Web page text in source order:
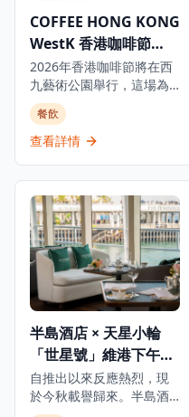
酒小食，包括洋蔥圈配燒
烤醬、波浪薯條，以及熱
狗DIY專區，讓大家隨心配
搭自己喜愛的醬料與配
料，創造獨一無二的專屬
熱狗！ 派對更設有多項派
對遊戲，包括啤酒乒乓大
戰，以隊伍形式進行，將
輪流將啤酒倒入漂浮的烈
酒杯中，考驗技巧與運
氣，勝出者可贏得花樣年
華啤酒通行証一張。當晚
更有音樂人現場打碟，以
節拍強勁的音樂貫穿全
場，帶動熾熱氣氛，讓每
位賓客在啤酒、美食與音
浪中，盡情享受難忘一
夜。
COFFEE HONG KONG
WestK 香港咖啡節
2026
2026年香港咖啡節將在西
九藝術公園舉行，這場為
期四天的盛會展示本地咖
啡文化精髓，同時歡迎國
際咖啡品牌和咖啡師參與
規模的戶外咖啡音樂派
對，融合DJ表演與咖啡文
化。 第二天配合兒童節，
舉辦親子足球比賽等家庭
友好活動。 第三天邀請參
加者在草地上體驗日出及
日落瑜伽，尋找身心平
與，舉辦寵物挑戰賽及促
進人寵互動的活動。 活動
以「一杯連繫世界」為理
念，將咖啡文化延伸至不
同社群和生活方式。 票價
餐飲
查看詳情
半島酒店 × 天星小輪
「世星號」維港下午茶
及黃昏雞尾酒遊船河
自推出以來反應熱烈，現
於今秋載譽歸來。半島酒